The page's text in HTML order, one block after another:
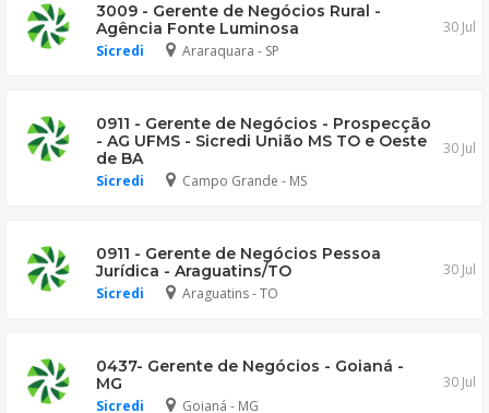
3009 - Gerente de Negócios Rural -
Agência Fonte Luminosa
Sicredi Araraquara - SP
30 Jul
0911 - Gerente de Negócios - Prospecção
- AG UFMS - Sicredi União MS TO e Oeste
de BA
Sicredi Campo Grande - MS
30 Jul
0911 - Gerente de Negócios Pessoa
Jurídica - Araguatins/TO
Sicredi Araguatins - TO
30 Jul
0437- Gerente de Negócios - Goianá -
MG
Sicredi Goianá - MG
30 Jul